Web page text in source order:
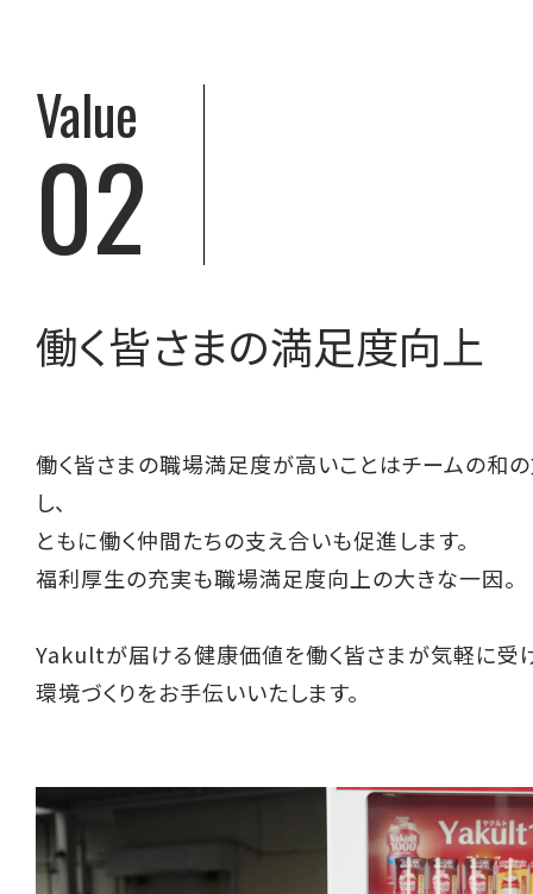
Value
02
働く皆さまの満足度向上
働く皆さまの職場満足度が高いことはチームの和
し、
ともに働く仲間たちの支え合いも促進します。
福利厚生の充実も職場満足度向上の大きな一因。
Yakultが届ける健康価値を働く皆さまが気軽に受
環境づくりをお手伝いいたします。